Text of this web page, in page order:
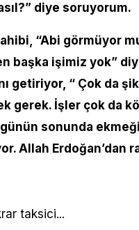
diye soruyorum.
“Abi görmüyor
başka işimiz yok”
getiriyor, “ Çok da
gerek. İşler çok da
sonunda
Allah Erdoğan’dan
taksici...